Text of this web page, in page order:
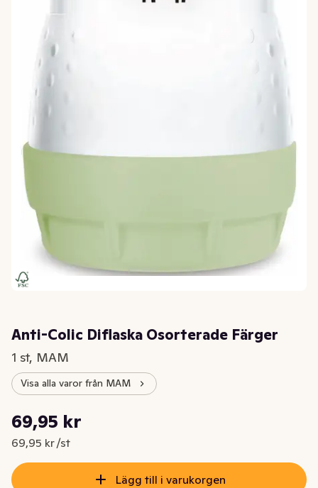
Anti-Colic Diflaska Osorterade Färger
1 st, MAM
Visa alla varor från MAM
Nuvarande pris är: 69,95 kr
69,95 kr
69,95 kr /st
Styckpris: 69,95 kr /st
Lägg till i varukorgen